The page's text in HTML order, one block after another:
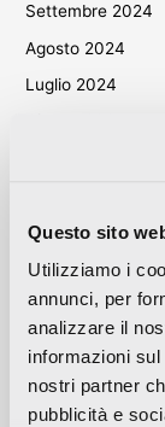
Questo sito
Utilizziamo i
annunci, per
analizzare il
informazioni
nostri partner
pubblicità e
Settembre 2024
Agosto 2024
Luglio 2024
Marzo 2024
Ottobre 2023
Settembre 2023
Maggio 2023
Aprile 2023
Settembre 2022